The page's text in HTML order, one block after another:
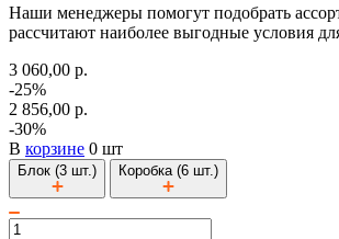
Наши менеджеры помогут подобрать
рассчитают наиболее выгодные условия
3 060,00 р.
-25%
2 856,00 р.
-30%
В корзине 0 шт
Блок (3 шт.) Коробка (6 шт.)